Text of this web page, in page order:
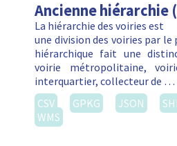
Ancienne hiérarchie
La hiérarchie des voiries est
une division des voiries par le
hiérarchique fait une
voirie métropolitaine,
interquartier, collecteur de …
CSV
GPKG JSON
WMS